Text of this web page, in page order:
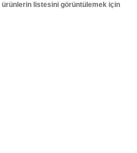
ürünlerin listesini görüntülemek için